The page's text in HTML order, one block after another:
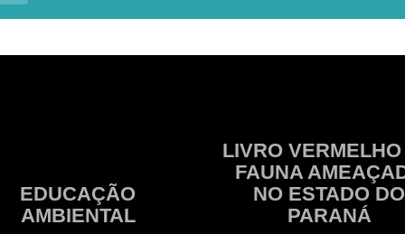
EDUCAÇÃO
AMBIENTAL
LIVRO
FAUNA
NO ESTADO DO
PARANÁ